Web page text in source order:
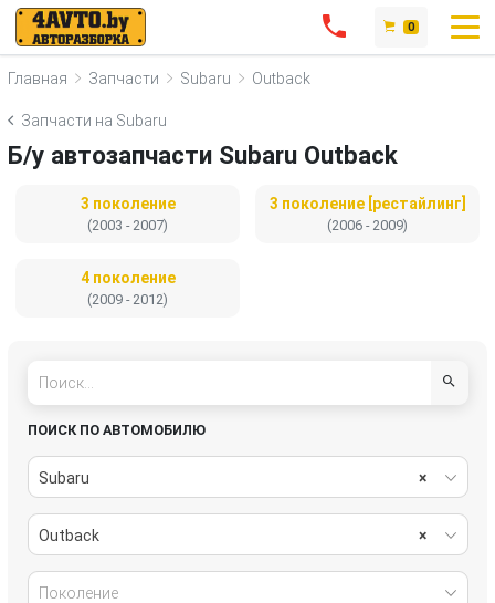
0
Главная Запчасти Subaru Outback
Запчасти на Subaru
Б/у автозапчасти Subaru Outback
3 поколение
(2003 - 2007)
3 поколение [рестайлинг]
(2006 - 2009)
4 поколение
(2009 - 2012)
ПОИСК ПО АВТОМОБИЛЮ
×
Subaru
×
Outback
Поколение